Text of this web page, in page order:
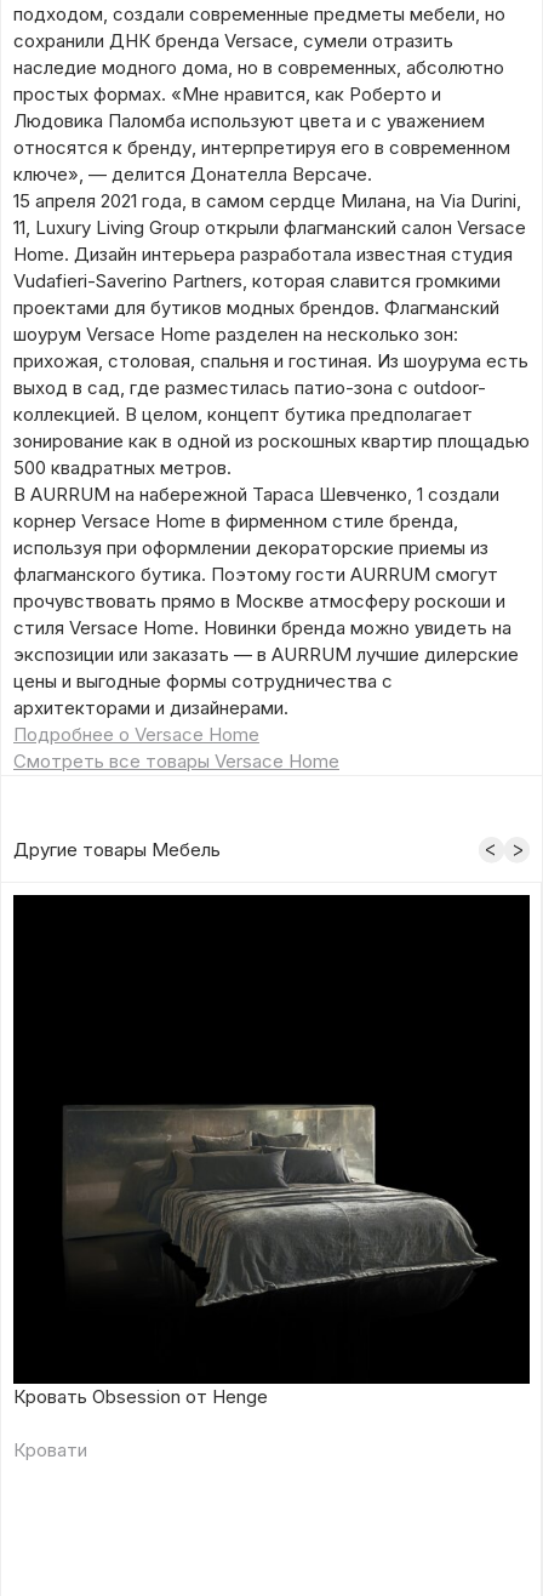
подходом, создали современные предметы мебели, но
сохранили ДНК бренда Versace, сумели отразить
наследие модного дома, но в современных, абсолютно
простых формах. «Мне нравится, как Роберто и
Людовика Паломба используют цвета и с уважением
относятся к бренду, интерпретируя его в современном
ключе», — делится Донателла Версаче.
15 апреля 2021 года, в самом сердце Милана, на Via Durini,
11, Luxury Living Group открыли флагманский салон Versace
Home. Дизайн интерьера разработала известная студия
Vudafieri-Saverino Partners, которая славится громкими
проектами для бутиков модных брендов. Флагманский
шоурум Versace Home разделен на несколько зон:
прихожая, столовая, спальня и гостиная. Из шоурума есть
выход в сад, где разместилась патио-зона с outdoor-
коллекцией. В целом, концепт бутика предполагает
зонирование как в одной из роскошных квартир площадью
500 квадратных метров.
В AURRUM на набережной Тараса Шевченко, 1 создали
корнер Versace Home в фирменном стиле бренда,
используя при оформлении декораторские приемы из
флагманского бутика. Поэтому гости AURRUM смогут
прочувствовать прямо в Москве атмосферу роскоши и
стиля Versace Home. Новинки бренда можно увидеть на
экспозиции или заказать — в AURRUM лучшие дилерские
цены и выгодные формы сотрудничества с
архитекторами и дизайнерами.
Подробнее о Versace Home
Смотреть все товары Versace Home
Другие товары Мебель
Кровать Obsession от Henge
Кровати